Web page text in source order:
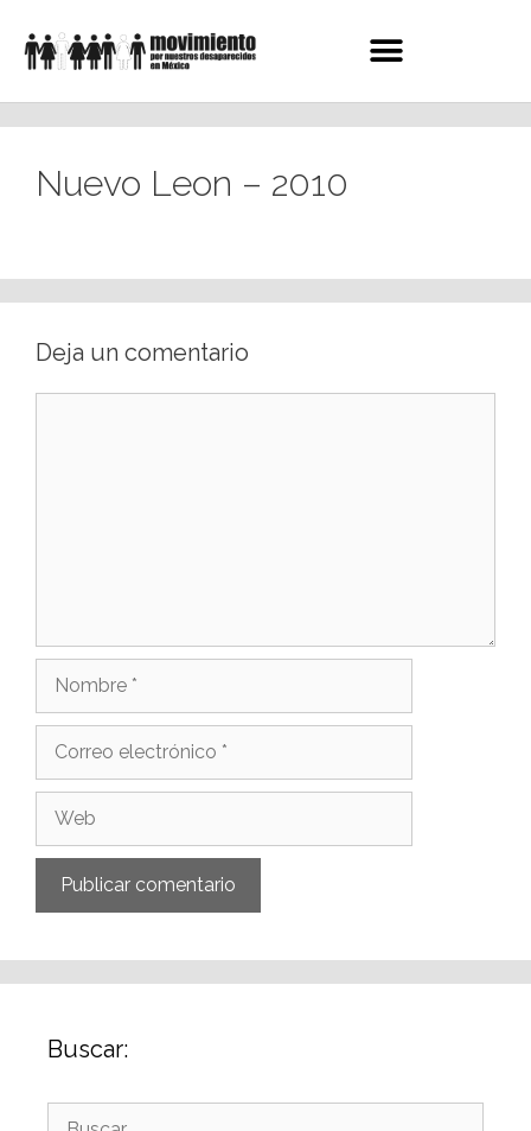
Nuevo Leon – 2010
Deja un comentario
Buscar: